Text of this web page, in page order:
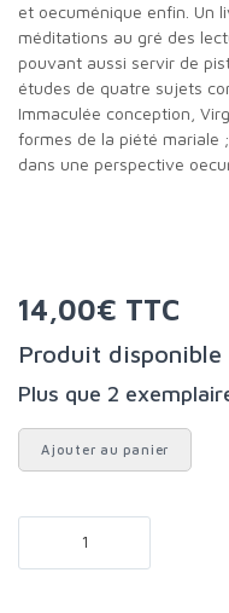
et oecuménique enfin. Un
méditations au gré des
pouvant aussi servir de
études de quatre sujets
Immaculée conception,
formes de la piété mariale
dans une perspective
14,00€ TTC
Produit disponible
Plus que 2
Ajouter au panier